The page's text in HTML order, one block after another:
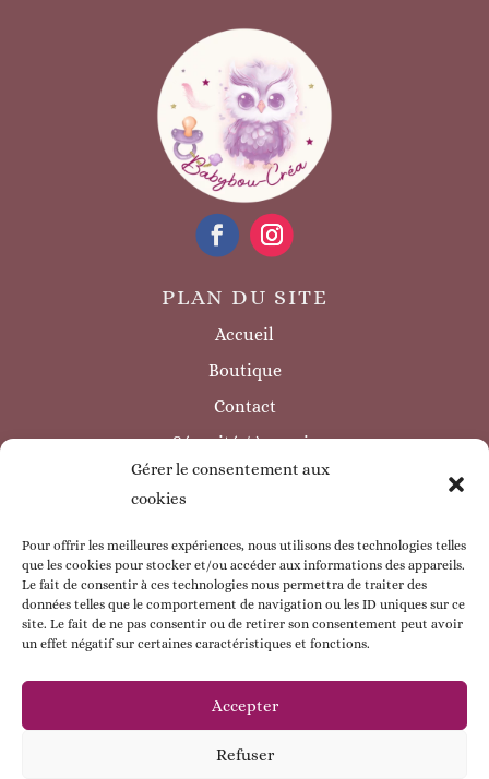
Gérer le consentement aux
cookies
Pour offrir les meilleures expériences, nous utilisons des technologies telles
que les cookies pour stocker et/ou accéder aux informations des appareils.
Le fait de consentir à ces technologies nous permettra de traiter des
données telles que le comportement de navigation ou les ID uniques sur ce
site. Le fait de ne pas consentir ou de retirer son consentement peut avoir
un effet négatif sur certaines caractéristiques et fonctions.
Accepter
Refuser
PLAN DU SITE
Accueil
Boutique
Contact
Sécurité / à savoir
INFORMATIONS LÉGALES
Mentions légales
Politique de confidentialité
Politique de cookie
CGV
ESPACE CLIENT
Mon compte
Mes coordonnées